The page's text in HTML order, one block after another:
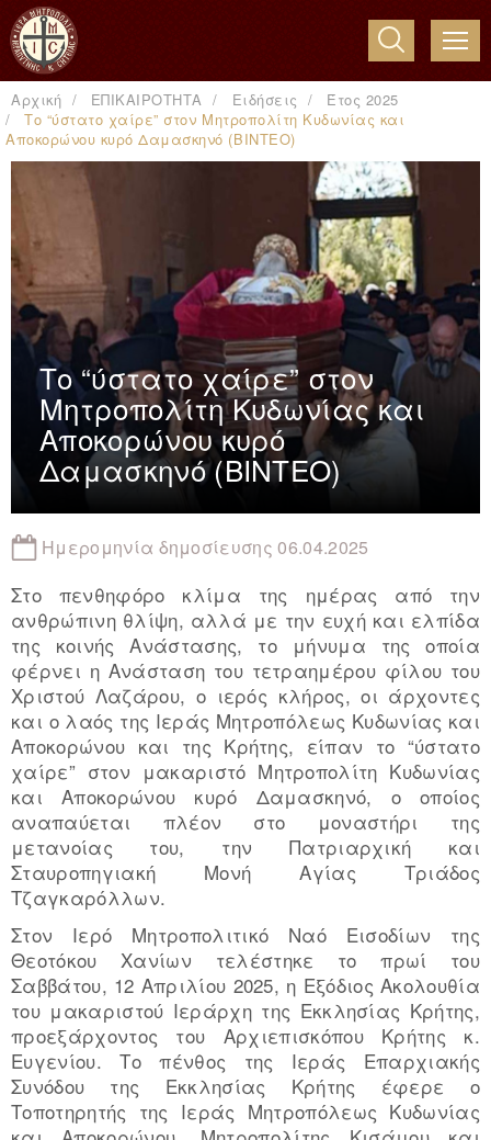
Αρχική ΕΠΙΚΑΙΡΟΤΗΤΑ Ειδήσεις
Έτος 2025
Το “ύστατο χαίρε” στον Μητροπολίτη Κυδωνίας και
Αποκορώνου κυρό Δαμασκηνό (ΒΙΝΤΕΟ)
Το “ύστατο χαίρε” στον
Μητροπολίτη Κυδωνίας και
Αποκορώνου κυρό
Δαμασκηνό (ΒΙΝΤΕΟ)
Ημερομηνία δημοσίευσης 06.04.2025
Στο πενθηφόρο κλίμα της ημέρας από την
ανθρώπινη θλίψη, αλλά με την ευχή και ελπίδα
της κοινής Ανάστασης, το μήνυμα της οποία
φέρνει η Ανάσταση του τετραημέρου φίλου του
Χριστού Λαζάρου, ο ιερός κλήρος, οι άρχοντες
και ο λαός της Ιεράς Μητροπόλεως Κυδωνίας και
Αποκορώνου και της Κρήτης, είπαν το “ύστατο
χαίρε” στον μακαριστό Μητροπολίτη Κυδωνίας
και Αποκορώνου κυρό Δαμασκηνό, ο οποίος
αναπαύεται πλέον στο μοναστήρι της
μετανοίας του, την Πατριαρχική και
Σταυροπηγιακή Μονή Αγίας Τριάδος
Τζαγκαρόλλων.
Στον Ιερό Μητροπολιτικό Ναό Εισοδίων της
Θεοτόκου Χανίων τελέστηκε το πρωί του
Σαββάτου, 12 Απριλίου 2025, η Εξόδιος Ακολουθία
του μακαριστού Ιεράρχη της Εκκλησίας Κρήτης,
προεξάρχοντος του Αρχιεπισκόπου Κρήτης κ.
Ευγενίου. Το πένθος της Ιεράς Επαρχιακής
Συνόδου της Εκκλησίας Κρήτης έφερε ο
Τοποτηρητής της Ιεράς Μητροπόλεως Κυδωνίας